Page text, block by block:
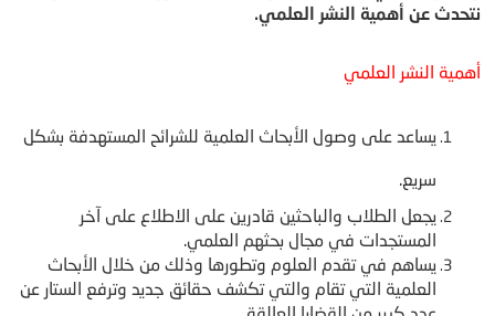
نتحدث عن أهمية النشر العلمي.
أهمية النشر العلمي
يساعد على وصول الأبحاث العلمية للشرائح المستهدفة بشكل
سريع.
يجعل الطلاب والباحثين قادرين على الاطلاع على آخر
المستجدات في مجال بحثهم العلمي.
يساهم في تقدم العلوم وتطورها وذلك من خلال الأبحاث
العلمية التي تقام والتي تكشف حقائق جديد وترفع الستار عن
عدد كبير من القضايا العالقة.